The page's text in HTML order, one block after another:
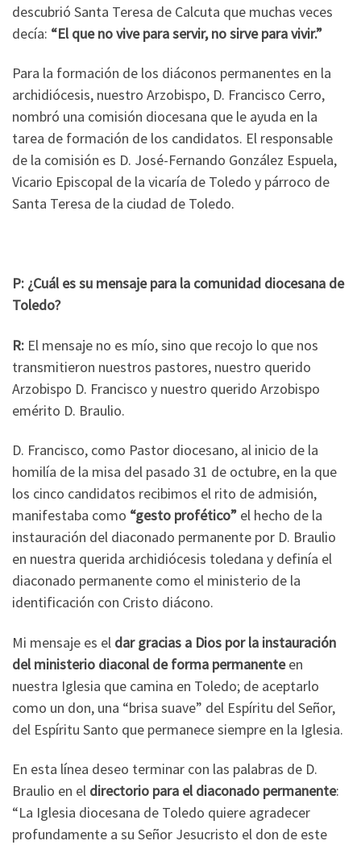
descubrió Santa Teresa de Calcuta que muchas veces
decía: “El que no vive para servir, no sirve para vivir.”
Para la formación de los diáconos permanentes en la
archidiócesis, nuestro Arzobispo, D. Francisco Cerro,
nombró una comisión diocesana que le ayuda en la
tarea de formación de los candidatos. El responsable
de la comisión es D. José-Fernando González Espuela,
Vicario Episcopal de la vicaría de Toledo y párroco de
Santa Teresa de la ciudad de Toledo.
P: ¿Cuál es su mensaje para la comunidad diocesana de
Toledo?
R: El mensaje no es mío, sino que recojo lo que nos
transmitieron nuestros pastores, nuestro querido
Arzobispo D. Francisco y nuestro querido Arzobispo
emérito D. Braulio.
D. Francisco, como Pastor diocesano, al inicio de la
homilía de la misa del pasado 31 de octubre, en la que
los cinco candidatos recibimos el rito de admisión,
manifestaba como “gesto profético” el hecho de la
instauración del diaconado permanente por D. Braulio
en nuestra querida archidiócesis toledana y definía el
diaconado permanente como el ministerio de la
identificación con Cristo diácono.
Mi mensaje es el dar gracias a Dios por la instauración
del ministerio diaconal de forma permanenteen
nuestra Iglesia que camina en Toledo; de aceptarlo
como un don, una “brisa suave” del Espíritu del Señor,
del Espíritu Santo que permanece siempre en la Iglesia.
En esta línea deseo terminar con las palabras de D.
Braulio en el directorio para el diaconado permanente:
“La Iglesia diocesana de Toledo quiere agradecer
profundamente a su Señor Jesucristo el don de este